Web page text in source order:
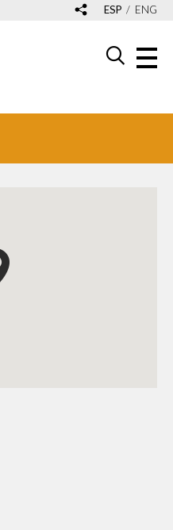
ESP ENG